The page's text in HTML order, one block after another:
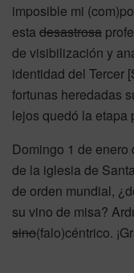
imposible mi
estadesastrosa
de visibilización y
identidad del Tercer
fortunas heredadas
lejos quedó la etapa
Domingo 1 de enero
de la iglesia de
de orden mundial,
su vino de misa?
sino(falo)céntrico.